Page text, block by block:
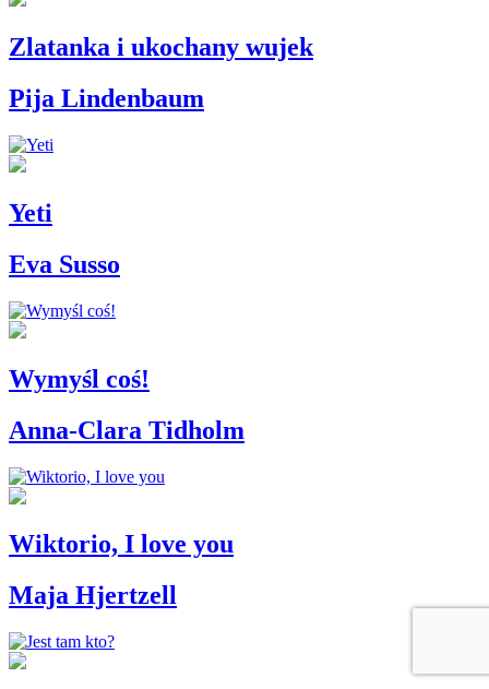
Zlatanka i ukochany wujek
Pija Lindenbaum
Yeti
Eva Susso
Wymyśl coś!
Anna-Clara Tidholm
Wiktorio, I love you
Maja Hjertzell